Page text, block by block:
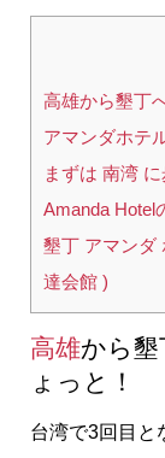
高雄から墾丁
アマンダホテ
まずは 南湾
Amanda Hotel
墾丁 アマンダ
達会館 )
高雄から墾
ょっと！
台湾で3回目と